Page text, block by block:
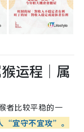
运程｜属
者比较平稳的一
“宜守不宜攻”。